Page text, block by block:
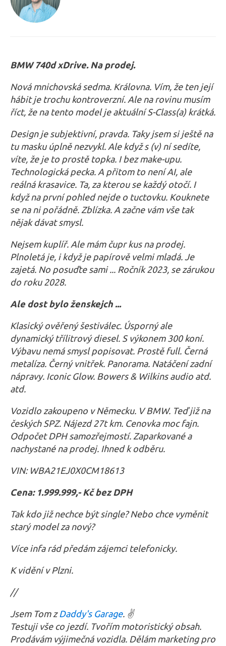
BMW 740d xDrive. Na prodej.
Nová mnichovská sedma. Královna. Vím, že ten její
hábit je trochu kontroverzní. Ale na rovinu musím
říct, že na tento model je aktuální S-Class(a) krátká.
Design je subjektivní, pravda. Taky jsem si ještě na
tu masku úplně nezvykl. Ale když s (v) ní sedíte,
víte, že je to prostě topka. I bez make-upu.
Technologická pecka. A přitom to není AI, ale
reálná krasavice. Ta, za kterou se každý otočí. I
když na první pohled nejde o tuctovku. Kouknete
se na ni pořádně. Zblízka. A začne vám vše tak
nějak dávat smysl.
Nejsem kuplíř. Ale mám čupr kus na prodej.
Plnoletá je, i když je papírově velmi mladá. Je
zajetá. No posuďte sami ... Ročník 2023, se zárukou
do roku 2028.
Ale dost bylo ženskejch ...
Klasický ověřený šestiválec. Úsporný ale
dynamický třílitrový diesel. S výkonem 300 koní.
Výbavu nemá smysl popisovat. Prostě full. Černá
metalíza. Černý vnitřek. Panorama. Natáčení zadní
nápravy. Iconic Glow. Bowers & Wilkins audio atd.
atd.
Vozidlo zakoupeno v Německu. V BMW. Teď již na
českých SPZ. Nájezd 27t km. Cenovka moc fajn.
Odpočet DPH samozřejmostí. Zaparkované a
nachystané na prodej. Ihned k odběru.
VIN: WBA21EJ0X0CM18613
Cena: 1.999.999,- Kč bez DPH
Tak kdo již nechce být single? Nebo chce vyměnit
starý model za nový?
Více infa rád předám zájemci telefonicky.
K vidění v Plzni.
//
Jsem Tom z Daddy's Garage. ✌️
Testuji vše co jezdí. Tvořím motoristický obsah.
Prodávám výjimečná vozidla. Dělám marketing pro